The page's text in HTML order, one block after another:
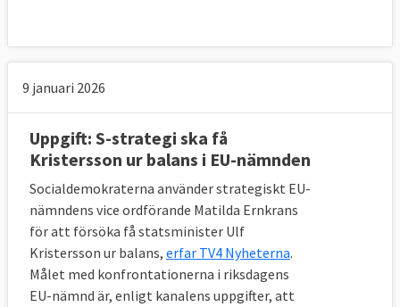
9 januari 2026
Uppgift: S-strategi ska få
Kristersson ur balans i EU-nämnden
Socialdemokraterna använder strategiskt EU-
nämndens vice ordförande Matilda Ernkrans
för att försöka få statsminister Ulf
Kristersson ur balans, erfar TV4 Nyheterna.
Målet med konfrontationerna i riksdagens
EU-nämnd är, enligt kanalens uppgifter, att